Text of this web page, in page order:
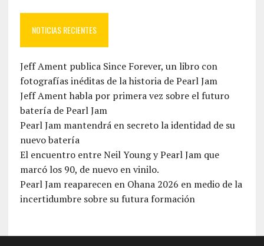
NOTICIAS RECIENTES
Jeff Ament publica Since Forever, un libro con
fotografías inéditas de la historia de Pearl Jam
Jeff Ament habla por primera vez sobre el futuro
batería de Pearl Jam
Pearl Jam mantendrá en secreto la identidad de su
nuevo batería
El encuentro entre Neil Young y Pearl Jam que
marcó los 90, de nuevo en vinilo.
Pearl Jam reaparecen en Ohana 2026 en medio de la
incertidumbre sobre su futura formación